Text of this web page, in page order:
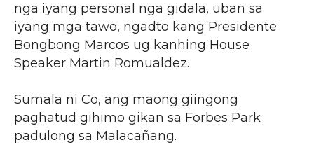
nga iyang personal nga gidala, uban sa
iyang mga tawo, ngadto kang Presidente
Bongbong Marcos ug kanhing House
Speaker Martin Romualdez.
Sumala ni Co, ang maong giingong
paghatud gihimo gikan sa Forbes Park
padulong sa Malacañang.